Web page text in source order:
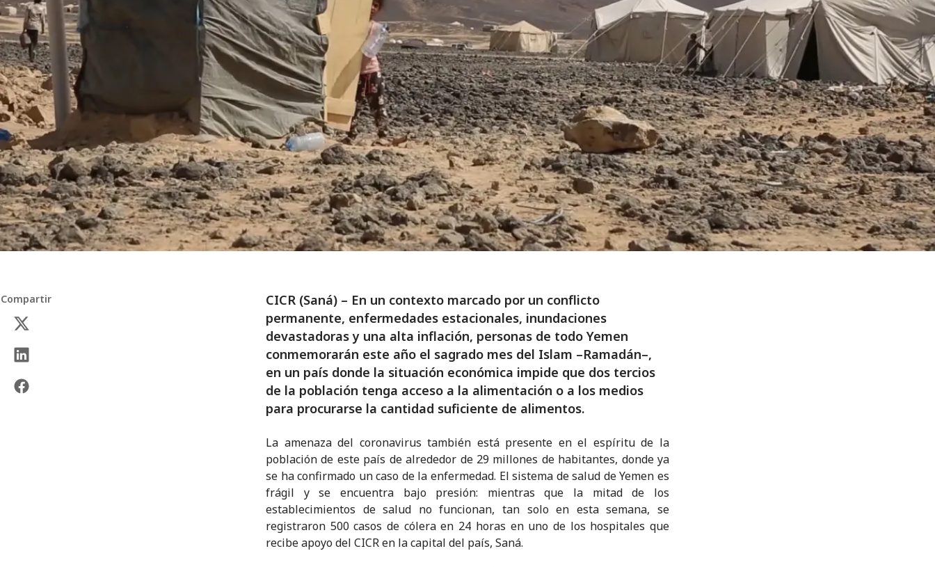
Compartir
CICR (Saná) – En un contexto marcado por un conflicto
permanente, enfermedades estacionales, inundaciones
devastadoras y una alta inflación, personas de todo Yemen
conmemorarán este año el sagrado mes del Islam –Ramadán–,
en un país donde la situación económica impide que dos tercios
de la población tenga acceso a la alimentación o a los medios
para procurarse la cantidad suficiente de alimentos.
La amenaza del coronavirus también está presente en el espíritu de la
población de este país de alrededor de 29 millones de habitantes, donde ya
se ha confirmado un caso de la enfermedad. El sistema de salud de Yemen es
frágil y se encuentra bajo presión: mientras que la mitad de los
establecimientos de salud no funcionan, tan solo en esta semana, se
registraron 500 casos de cólera en 24 horas en uno de los hospitales que
recibe apoyo del CICR en la capital del país, Saná.